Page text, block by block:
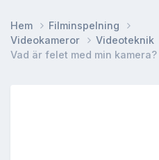
Hem
Filminspelning
Videokameror
Videoteknik
Vad är felet med min kamera?